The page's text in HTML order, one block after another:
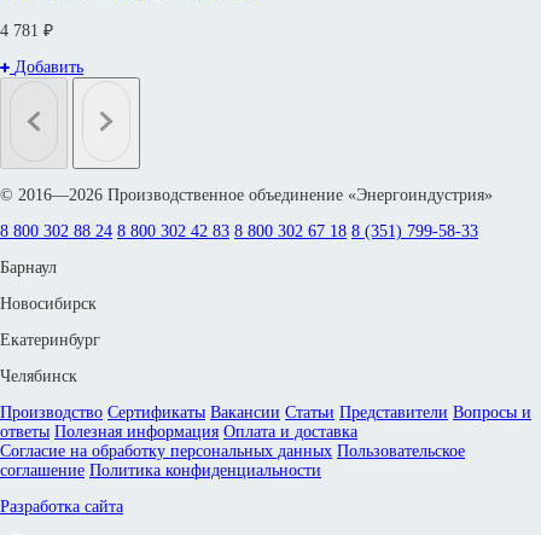
4 781 ₽
Добавить
© 2016—2026 Производственное объединение «Энергоиндустрия»
8 800 302 88 24 8 800 302 42 83 8 800 302 67 18 8 (351) 799-58-33
Барнаул
Новосибирск
Екатеринбург
Челябинск
Производство Сертификаты Вакансии Статьи Представители Вопросы и
ответы Полезная информация Оплата и доставка
Согласие на обработку персональных данных Пользовательское
соглашение Политика конфиденциальности
Разработка сайта